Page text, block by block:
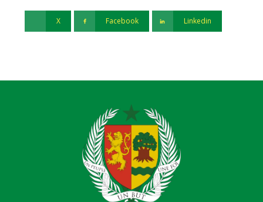
X Facebook Linkedin